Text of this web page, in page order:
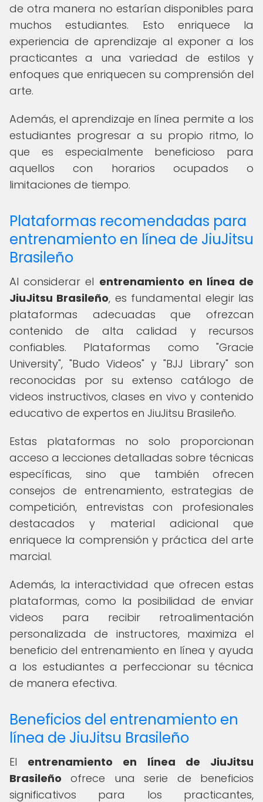
de otra manera no estarían disponibles para
muchos estudiantes. Esto enriquece la
experiencia de aprendizaje al exponer a los
practicantes a una variedad de estilos y
enfoques que enriquecen su comprensión del
arte.
Además, el aprendizaje en línea permite a los
estudiantes progresar a su propio ritmo, lo
que es especialmente beneficioso para
aquellos con horarios ocupados o
limitaciones de tiempo.
Plataformas recomendadas para
entrenamiento en línea de JiuJitsu
Brasileño
Al considerar el entrenamiento en línea de
JiuJitsu Brasileño, es fundamental elegir las
plataformas adecuadas que ofrezcan
contenido de alta calidad y recursos
confiables. Plataformas como "Gracie
University", "Budo Videos" y "BJJ Library" son
reconocidas por su extenso catálogo de
videos instructivos, clases en vivo y contenido
educativo de expertos en JiuJitsu Brasileño.
Estas plataformas no solo proporcionan
acceso a lecciones detalladas sobre técnicas
específicas, sino que también ofrecen
consejos de entrenamiento, estrategias de
competición, entrevistas con profesionales
destacados y material adicional que
enriquece la comprensión y práctica del arte
marcial.
Además, la interactividad que ofrecen estas
plataformas, como la posibilidad de enviar
videos para recibir retroalimentación
personalizada de instructores, maximiza el
beneficio del entrenamiento en línea y ayuda
a los estudiantes a perfeccionar su técnica
de manera efectiva.
Beneficios del entrenamiento en
línea de JiuJitsu Brasileño
El entrenamiento en línea de JiuJitsu
Brasileño ofrece una serie de beneficios
significativos para los practicantes,